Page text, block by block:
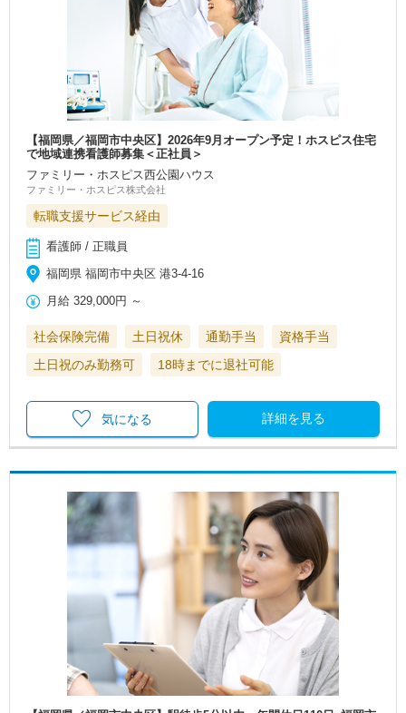
【福岡県／福岡市中央区】2026年9月オープン予定！ホスピス住宅
で地域連携看護師募集＜正社員＞
ファミリー・ホスピス西公園ハウス
ファミリー・ホスピス株式会社
転職支援サービス経由
看護師 / 正職員
福岡県 福岡市中央区 港3‐4‐16
月給 329,000円 ～
社会保険完備 土日祝休 通勤手当
資格手当
土日祝のみ勤務可
18時までに退社可能
詳細を見る
気になる